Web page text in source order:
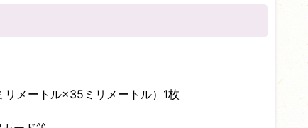
メートル×35ミリメートル）1枚